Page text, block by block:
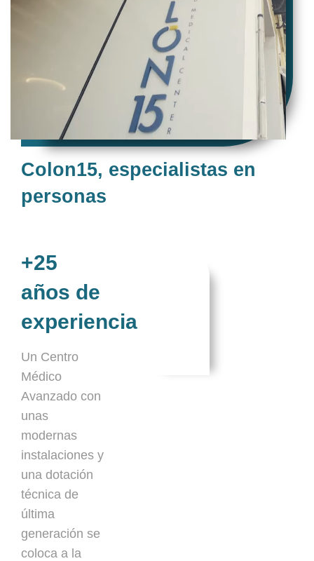
Colon15, especialistas en
personas
+25
años de
experiencia
Un Centro
Médico
Avanzado con
unas
modernas
instalaciones y
una dotación
técnica de
última
generación se
coloca a la